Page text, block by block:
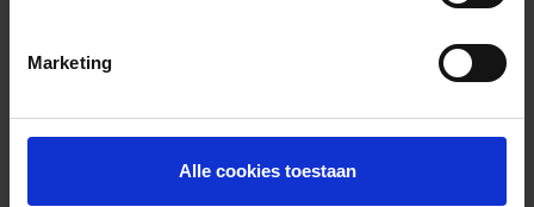
Marketing
Alle cookies toestaan